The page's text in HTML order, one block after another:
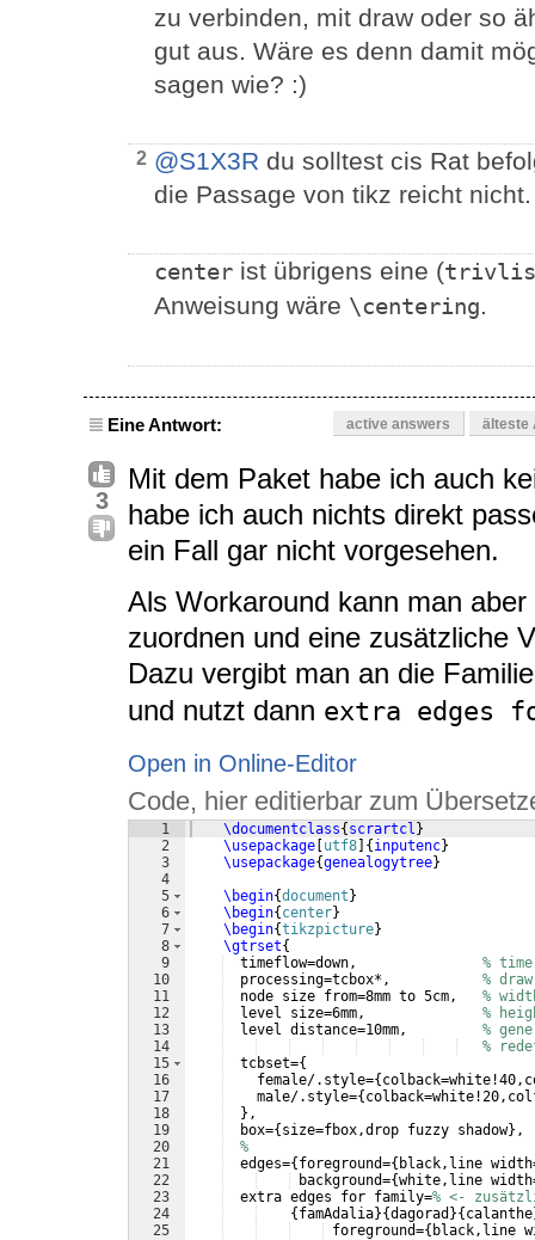
zu verbinden, mit draw oder so
gut aus. Wäre es denn damit
sagen wie? :)
2 @S1X3R du solltest cis Rat
die Passage von tikz reicht nicht.
center ist übrigens eine (
Anweisung wäre \centering.
Eine Antwort: active answers älteste
3
Mit dem Paket habe ich auch
habe ich auch nichts direkt
ein Fall gar nicht vorgesehen.
Als Workaround kann man
zuordnen und eine zusätzliche
Dazu vergibt man an die
und nutzt dann extra edges
Open in Online-Editor
Code, hier editierbar zum
1
2
3
4
5
6
7
8
9
10
11
12
13
14
15
16
17
18
19
20
21
22
23
24
25
\documentclass{ scrartcl }
\usepackage utf8 { inputenc}
\usepackage{genealogytree}
\begin{document }
\begin{ center}
\begin{tikzpicture}
\gtrset{
  timeflow=down,
%
  processing=tcbox*,
%
  node size from=8mm to 5cm,
%
  level size=6mm,
%
  level distance=10mm,
%
%
  tcbset=
{
    female/.style=
{
    male/.style=
{
} ,
  box=
{ size=fbox,drop fuzzy shadow} ,
%
  edges=
{ foreground={ black,line
background={white,line
  extra edges for family=
% <-
{ famAdalia}{dagorad }{ calanthe
foreground={ black,line